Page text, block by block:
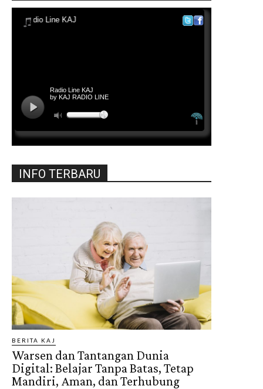
INFO TERBARU
BERITA KAJ
Warsen dan Tantangan Dunia
Digital: Belajar Tanpa Batas, Tetap
Mandiri, Aman, dan Terhubung